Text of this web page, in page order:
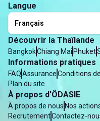
Langue
Français
Découvrir la Thaïlande
BangkokChiang Mai Phuket
Informations pratiques
FAQAssuranceConditions
Plan du site
À propos d'ÔDASIE
À propos de nous Nos
RecrutementContactez-